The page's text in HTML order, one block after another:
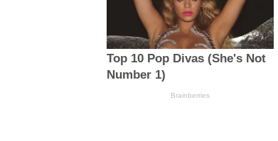
Top 10 Pop Divas (She's Not
Number 1)
Brainberries